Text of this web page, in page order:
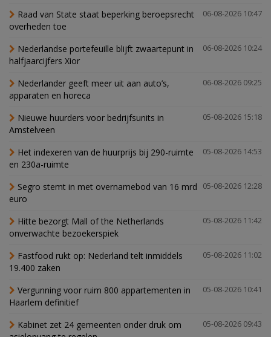
06-08-2026 10:47
Raad van State staat beperking beroepsrecht
overheden toe
06-08-2026 10:24
Nederlandse portefeuille blijft zwaartepunt in
halfjaarcijfers Xior
06-08-2026 09:25
Nederlander geeft meer uit aan auto’s,
apparaten en horeca
05-08-2026 15:18
Nieuwe huurders voor bedrijfsunits in
Amstelveen
05-08-2026 14:53
Het indexeren van de huurprijs bij 290-ruimte
en 230a-ruimte
05-08-2026 12:28
Segro stemt in met overnamebod van 16 mrd
euro
05-08-2026 11:42
Hitte bezorgt Mall of the Netherlands
onverwachte bezoekerspiek
05-08-2026 11:02
Fastfood rukt op: Nederland telt inmiddels
19.400 zaken
05-08-2026 10:41
Vergunning voor ruim 800 appartementen in
Haarlem definitief
05-08-2026 09:43
Kabinet zet 24 gemeenten onder druk om